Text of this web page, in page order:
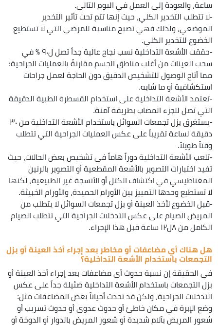
ساعة، والعودة إلى العمل في اليوم التالي.
-لا تتطلب التخدير الكلي، حيث إنها تتم تحت تأثير التخدير
الموضعي، ولذلك فهي تصبح مناسبة للمرضى التي لا تستطيع
الخضوع للتخدير الكلي.
-حققت الأشعة التداخلية نسب نجاح عالية جداً تصل ل٩٠ ٪ في
سحب العينات من أغلب مناطق الجسم مقارنةً بالعمليات الجراحية؛
مما أتاح الوصول للتشخيص الدقيق دون الحاجة لعمل جراحات
استكشافية أو ما شابه.
-تعتمد الأشعة التداخلية على استخدام القسطرة الطبية الدقيقة
التي تصل للجزء المصاب بطريقة آمنة.
-يستغرق بزل تجمعات السوائل باستخدام الأشعة التداخلية من ٣٠
دقيقة لساعة تقريباً على عكس العمليات الجراحية التي تتطلب
وقتاً طويلاً.
-تلعب الأشعة التداخلية دوراً هاماً في تشخيص بعض الحالات، حيث
تفيد اختبارات التصوير بالأشعة المقطعية أو التصوير بالرنين
المغناطيسي في اكتشاف الكتل أو الأنسجة غير الطبيعية، لكنها
لا تستطيع وحدها التمييز بين الأورام الحميدة، والأورام الخبيثة.
-قبل الخضوع لأخذ العينة أو بزل تجمعات السوائل لا يتطلب من
المريض الصيام على عكس التدخلات الجراحية التي تتطلب الصيام
الكامل من ٨ل١٢ ساعة قبل هذا الإجراء.
هل هناك أي مضاعفات أو مخاطر بعد إجراء أخذ العينة أو بزل
التجمعات باستخدام الأشعة التداخلية؟
في الحقيقة إن نسبة حدوث أي مضاعفات بعد إجراء أخذ العينة أو
بزل التجمعات باستخدام الأشعة التداخلية ضئيلة جداً على عكس
التدخلات الجراحية، ولكن قد تحدث أحياناً بعض المضاعفات مثل:
وضع الإبرة في مكان خاطئ أو حدوث عدوى أو حدوث تسريب أو
شعور المريض بآلام شديدة أو شعور المريض بالدوار أو الدوخة أو